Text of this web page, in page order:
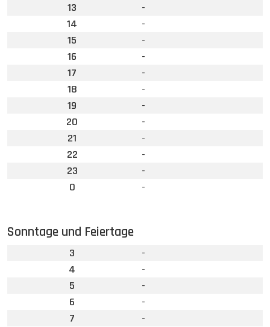
13
-
14
-
15
-
16
-
17
-
18
-
19
-
20
-
21
-
22
-
23
-
0
-
Sonntage und Feiertage
3
-
4
-
5
-
6
-
7
-